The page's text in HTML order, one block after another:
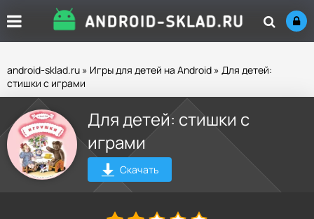
android-sklad.ru » Игры для детей на Android » Для детей:
стишки с играми
Для детей: стишки с
играми
Скачать